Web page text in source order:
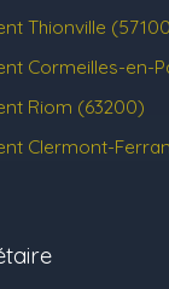
Thionville
Cormeilles-en-
Riom (63200)
Clermont-